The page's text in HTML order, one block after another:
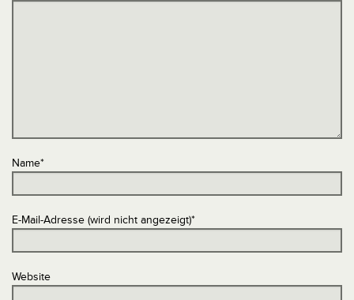
Name*
E-Mail-Adresse (wird nicht angezeigt)*
Website